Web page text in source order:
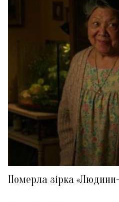
Померла зірка